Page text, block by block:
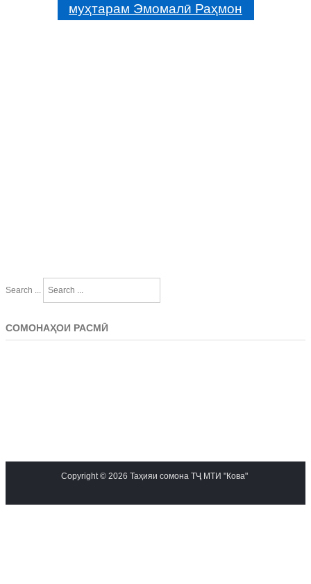
муҳтарам Эмомалӣ Раҳмон
Search ...
СОМОНАҲОИ РАСМӢ
Copyright © 2026 Таҳияи сомона ТҶ МТИ "Кова"